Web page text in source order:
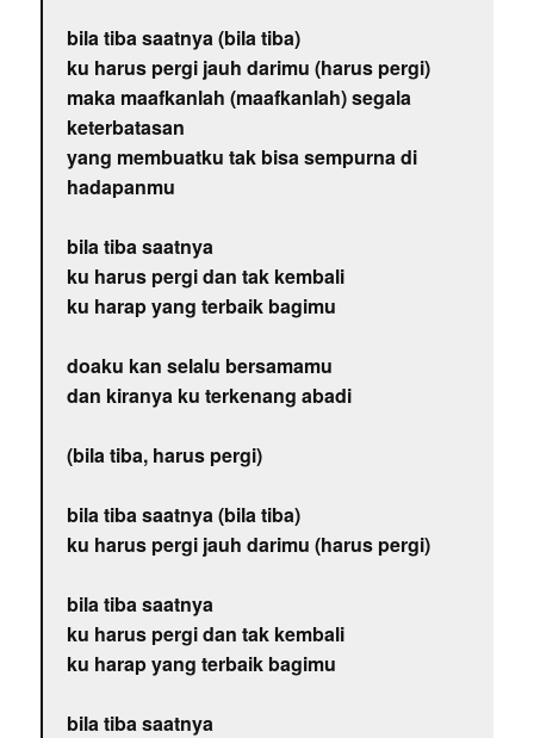
bila tiba saatnya (bila tiba)
ku harus pergi jauh darimu (harus pergi)
maka maafkanlah (maafkanlah) segala
keterbatasan
yang membuatku tak bisa sempurna di
hadapanmu
bila tiba saatnya
ku harus pergi dan tak kembali
ku harap yang terbaik bagimu
doaku kan selalu bersamamu
dan kiranya ku terkenang abadi
(bila tiba, harus pergi)
bila tiba saatnya (bila tiba)
ku harus pergi jauh darimu (harus pergi)
bila tiba saatnya
ku harus pergi dan tak kembali
ku harap yang terbaik bagimu
bila tiba saatnya